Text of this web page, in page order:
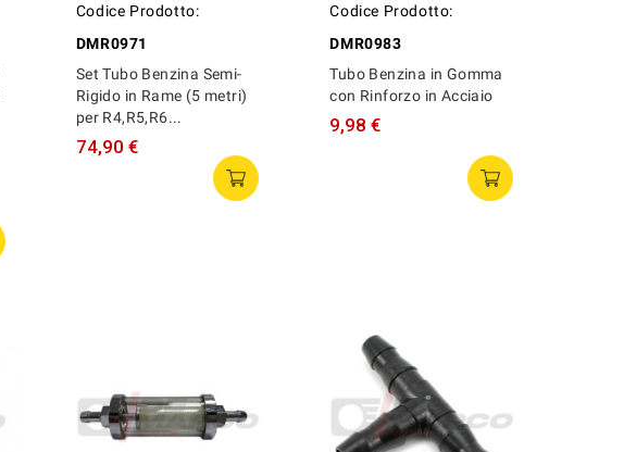
Codice Prodotto:
DMR0971
Set Tubo Benzina Semi-
Rigido in Rame (5 metri)
per R4,R5,R6...
74,90 €
Codice Prodotto:
DMR0983
Tubo Benzina in Gomma
con Rinforzo in Acciaio
9,98 €